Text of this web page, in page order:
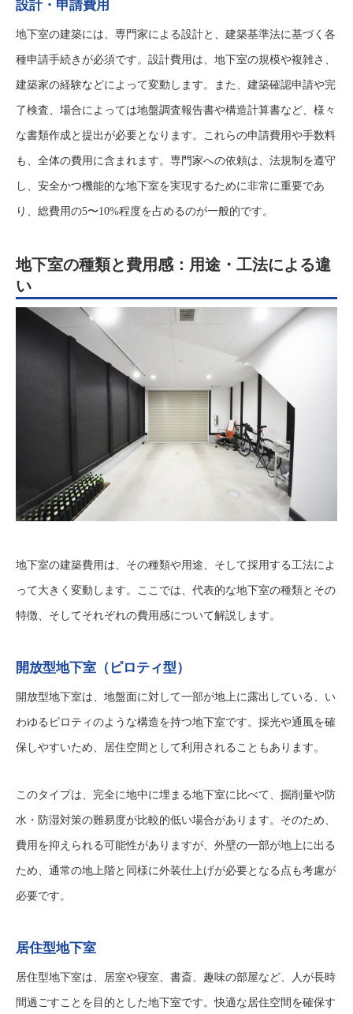
設計・申請費用
地下室の建築には、専門家による設計と、建築基準法に基づく各
種申請手続きが必須です。設計費用は、地下室の規模や複雑さ、
建築家の経験などによって変動します。また、建築確認申請や完
了検査、場合によっては地盤調査報告書や構造計算書など、様々
な書類作成と提出が必要となります。これらの申請費用や手数料
も、全体の費用に含まれます。専門家への依頼は、法規制を遵守
し、安全かつ機能的な地下室を実現するために非常に重要であ
り、総費用の5〜10%程度を占めるのが一般的です。
地下室の種類と費用感：用途・工法による違
い
地下室の建築費用は、その種類や用途、そして採用する工法によ
って大きく変動します。ここでは、代表的な地下室の種類とその
特徴、そしてそれぞれの費用感について解説します。
開放型地下室（ピロティ型）
開放型地下室は、地盤面に対して一部が地上に露出している、い
わゆるピロティのような構造を持つ地下室です。採光や通風を確
保しやすいため、居住空間として利用されることもあります。
このタイプは、完全に地中に埋まる地下室に比べて、掘削量や防
水・防湿対策の難易度が比較的低い場合があります。そのため、
費用を抑えられる可能性がありますが、外壁の一部が地上に出る
ため、通常の地上階と同様に外装仕上げが必要となる点も考慮が
必要です。
居住型地下室
居住型地下室は、居室や寝室、書斎、趣味の部屋など、人が長時
間過ごすことを目的とした地下室です。快適な居住空間を確保す